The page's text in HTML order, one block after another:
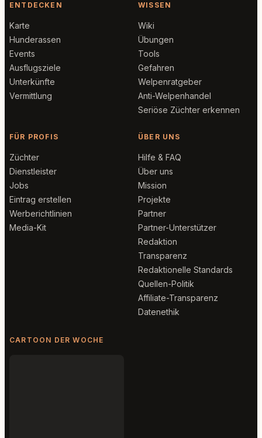
ENTDECKEN
Karte
Hunderassen
Events
Ausflugsziele
Unterkünfte
Vermittlung
WISSEN
Wiki
Übungen
Tools
Gefahren
Welpenratgeber
Anti-Welpenhandel
Seriöse Züchter erkennen
FÜR PROFIS
Züchter
Dienstleister
Jobs
Eintrag erstellen
Werberichtlinien
Media-Kit
ÜBER UNS
Hilfe & FAQ
Über uns
Mission
Projekte
Partner
Partner-Unterstützer
Redaktion
Transparenz
Redaktionelle Standards
Quellen-Politik
Affiliate-Transparenz
Datenethik
CARTOON DER WOCHE